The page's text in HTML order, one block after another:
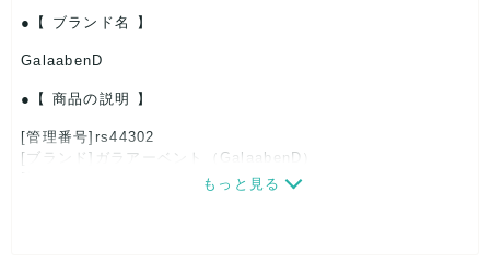
【 ブランド名 】
GalaabenD
【 商品の説明 】
[管理番号]rs44302
[ブランド]ガラアーベント（GalaabenD）
もっと見る